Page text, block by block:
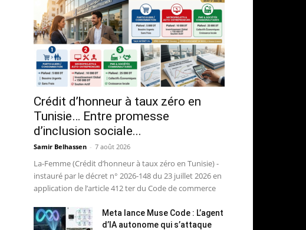
Crédit d’honneur à taux zéro en
Tunisie… Entre promesse
d’inclusion sociale...
Samir Belhassen - 7 août 2026
La-Femme (Crédit d’honneur à taux zéro en Tunisie) -
instauré par le décret n° 2026-148 du 23 juillet 2026 en
application de l’article 412 ter du Code de commerce
Meta lance Muse Code : L’agent
d’IA autonome qui s’attaque